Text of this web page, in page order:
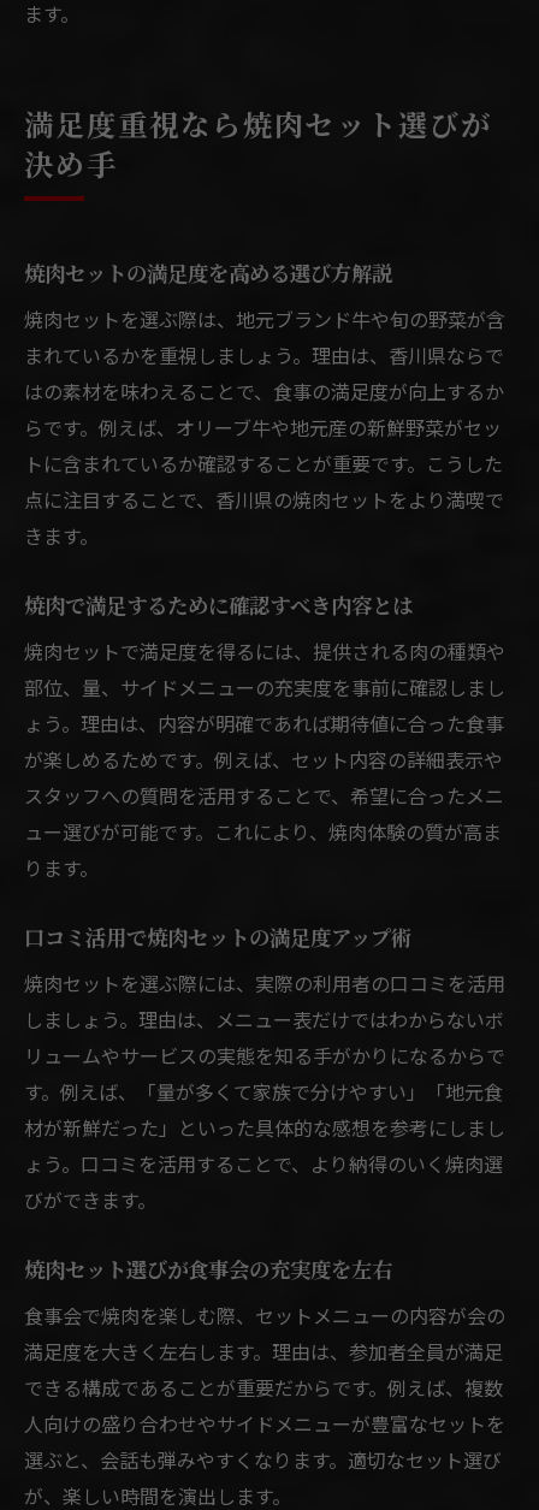
焼肉セットで思い出に残る食事を楽しむ方
法
ます。
満足度重視なら焼肉セット選びが
決め手
焼肉セットの満足度を高める選び方解説
焼肉セットを選ぶ際は、地元ブランド牛や旬の野菜が含
まれているかを重視しましょう。理由は、香川県ならで
はの素材を味わえることで、食事の満足度が向上するか
らです。例えば、オリーブ牛や地元産の新鮮野菜がセッ
トに含まれているか確認することが重要です。こうした
点に注目することで、香川県の焼肉セットをより満喫で
きます。
焼肉で満足するために確認すべき内容とは
焼肉セットで満足度を得るには、提供される肉の種類や
部位、量、サイドメニューの充実度を事前に確認しまし
ょう。理由は、内容が明確であれば期待値に合った食事
が楽しめるためです。例えば、セット内容の詳細表示や
スタッフへの質問を活用することで、希望に合ったメニ
ュー選びが可能です。これにより、焼肉体験の質が高ま
ります。
口コミ活用で焼肉セットの満足度アップ術
焼肉セットを選ぶ際には、実際の利用者の口コミを活用
しましょう。理由は、メニュー表だけではわからないボ
リュームやサービスの実態を知る手がかりになるからで
す。例えば、「量が多くて家族で分けやすい」「地元食
材が新鮮だった」といった具体的な感想を参考にしまし
ょう。口コミを活用することで、より納得のいく焼肉選
びができます。
焼肉セット選びが食事会の充実度を左右
食事会で焼肉を楽しむ際、セットメニューの内容が会の
満足度を大きく左右します。理由は、参加者全員が満足
できる構成であることが重要だからです。例えば、複数
人向けの盛り合わせやサイドメニューが豊富なセットを
選ぶと、会話も弾みやすくなります。適切なセット選び
が、楽しい時間を演出します。